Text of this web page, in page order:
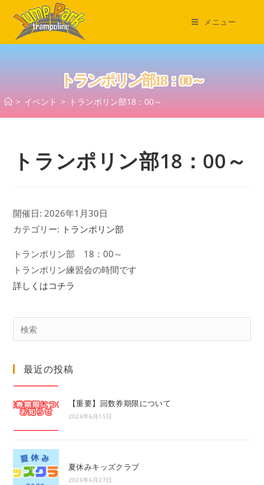
ス
メニュー
トランポリン部18：00～
> イベント > トランポリン部18：00～
トランポリン部18：00～
開催日: 2026年1月30日
カテゴリー: トランポリン部
トランポリン部 18：00～
トランポリン練習会の時間です
詳しくはコチラ
最近の投稿
【重要】回数券期限について
2026年6月15日
夏休みキッズクラブ
2026年6月27日